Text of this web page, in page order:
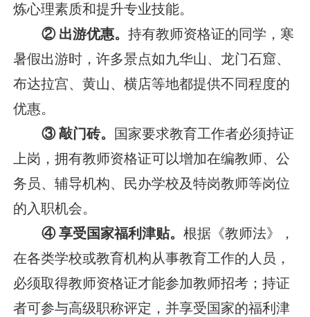
炼心理素质和提升专业技能。
② 出游优惠。持有教师资格证的同学，寒
暑假出游时，许多景点如九华山、龙门石窟、
布达拉宫、黄山、横店等地都提供不同程度的
优惠。
③ 敲门砖。
国家要求教育工作者必须持证
上岗，拥有教师资格证可以增加在编教师、公
务员、辅导机构、民办学校及特岗教师等岗位
的入职机会。
④ 享受国家福利津贴。根据《教师法》，
在各类学校或教育机构从事教育工作的人员，
必须取得教师资格证才能参加教师招考；持证
者可参与高级职称评定，并享受国家的福利津